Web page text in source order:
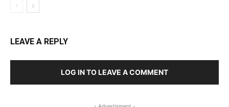
LEAVE A REPLY
LOG IN TO LEAVE A COMMENT